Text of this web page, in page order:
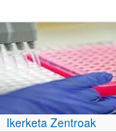
Ikerketa Zentroak